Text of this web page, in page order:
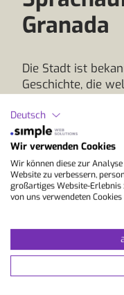
Granada
Die Stadt ist
Geschichte, die
inspirierendes
zu lernen. Die
über den
liegt nur etwa 20
entfernt und wird
spanischen
gelangst du mit
organisierten
Innenstadt.
Deutsch
Wir verwenden Cookies
Wir können diese zur
Website zu verbessern,
großartiges Website-
von uns verwendeten